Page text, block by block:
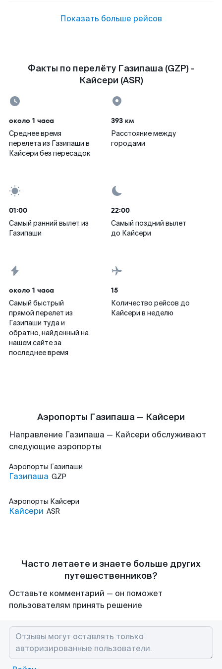
Показать больше рейсов
Факты по перелёту Газипаша (GZP) -
Кайсери (ASR)
около 1 часа
Среднее время
перелета из Газипаши в
Кайсери без пересадок
393 км
Расстояние между
городами
01:00
Самый ранний вылет из
Газипаши
22:00
Самый поздний вылет
до Кайсери
около 1 часа
Самый быстрый
прямой перелет из
Газипаши туда и
обратно, найденный на
нашем сайте за
последнее время
15
Количество рейсов до
Кайсери в неделю
Аэропорты Газипаша — Кайсери
Направление Газипаша — Кайсери обслуживают
следующие аэропорты
Аэропорты Газипаши
Газипаша GZP
Аэропорты Кайсери
Кайсери ASR
Часто летаете и знаете больше других
путешественников?
Оставьте комментарий — он поможет
пользователям принять решение